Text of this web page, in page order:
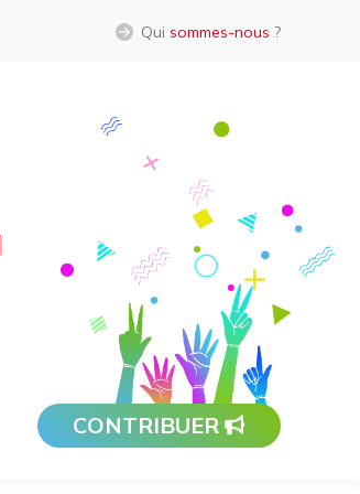
Qui sommes-nous ?
CONTRIBUER